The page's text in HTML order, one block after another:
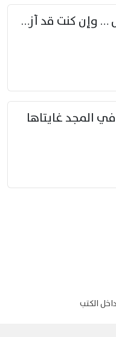
أفاطم مهلا بعض هذا التدلل … وإن كنت قد أزمعت صرمي فأجملي
في المجد غايتاها
الكتب